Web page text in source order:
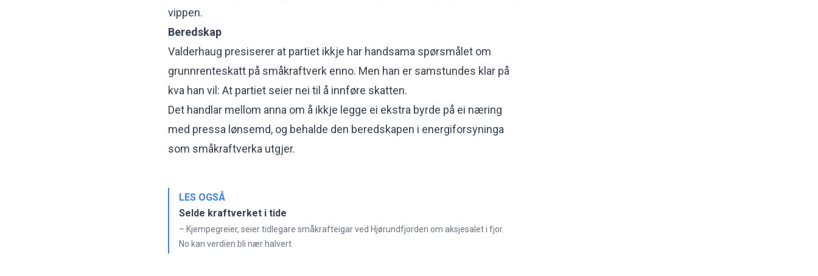
vippen.
Beredskap
Valderhaug presiserer at partiet ikkje har handsama spørsmålet om
grunnrenteskatt på småkraftverk enno. Men han er samstundes klar på
kva han vil: At partiet seier nei til å innføre skatten.
Det handlar mellom anna om å ikkje legge ei ekstra byrde på ei næring
med pressa lønsemd, og behalde den beredskapen i energiforsyninga
som småkraftverka utgjer.
LES OGSÅ
Selde kraftverket i tide
– Kjempegreier, seier tidlegare småkrafteigar ved Hjørundfjorden om aksjesalet i fjor.
No kan verdien bli nær halvert.